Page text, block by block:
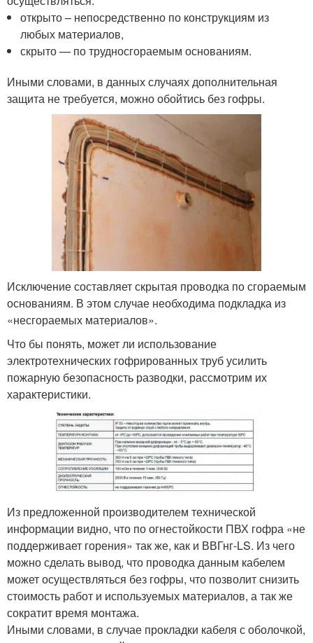
открыто – непосредственно по конструкциям из
любых материалов,
скрыто — по трудносгораемым основаниям.
Иными словами, в данных случаях дополнительная
защита не требуется, можно обойтись без гофры.
Исключение составляет скрытая проводка по сгораемым
основаниям. В этом случае необходима подкладка из
«несгораемых материалов».
Что бы понять, может ли использование
электротехнических гофрированных труб усилить
пожарную безопасность разводки, рассмотрим их
характеристики.
Из предложенной производителем технической
информации видно, что по огнестойкости ПВХ гофра «не
поддерживает горения» так же, как и ВВГнг-LS. Из чего
можно сделать вывод, что проводка данным кабелем
может осуществляться без гофры, что позволит снизить
стоимость работ и используемых материалов, а так же
сократит время монтажа.
Иными словами, в случае прокладки кабеля с оболочкой,